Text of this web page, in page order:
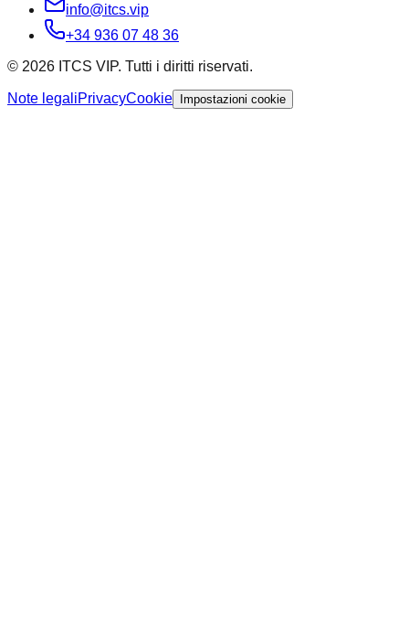
info@itcs.vip
+34 936 07 48 36
© 2026 ITCS VIP. Tutti i diritti riservati.
Note legaliPrivacyCookie Impostazioni cookie